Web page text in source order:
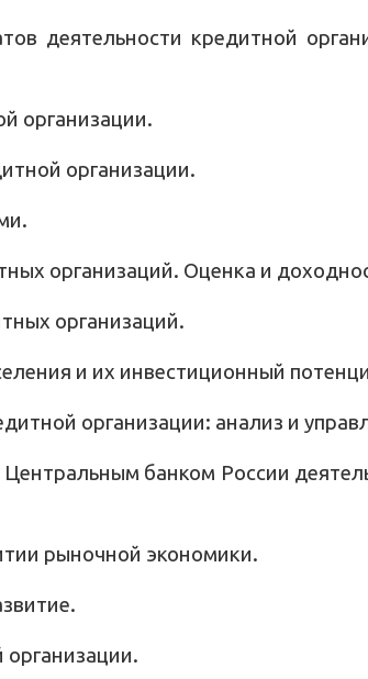
деятельности кредитной
организации.
организации.
организаций. Оценка и
организаций.
и их инвестиционный
организации: анализ и
банком России
рыночной экономики.